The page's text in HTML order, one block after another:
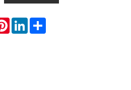
PinterestLinkedInShare